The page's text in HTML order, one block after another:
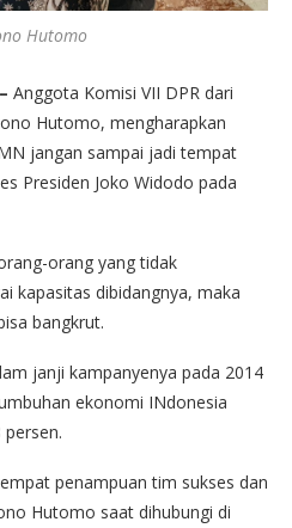
Hutomo
Anggota Komisi VII DPR dari
Hutomo, mengharapkan
jangan sampai jadi tempat
Presiden Joko Widodo pada
orang yang tidak
kapasitas dibidangnya, maka
bangkrut.
janji kampanyenya pada 2014
ekonomi INdonesia
penampuan tim sukses dan
Hutomo saat dihubungi di